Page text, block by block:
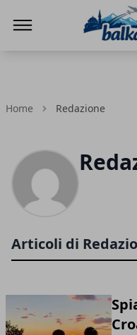
Home Redazione
Articoli di